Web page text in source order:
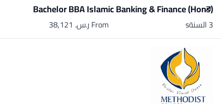
Bachelor BBA Islamic Banking & Finance (Hons)
3 السنةs From ر.س.‏ 38,121